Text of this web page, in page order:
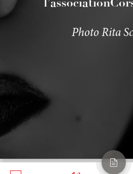
Photo Rita
Vue